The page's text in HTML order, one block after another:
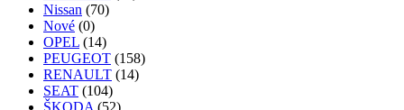
Nissan (70)
Nové (0)
OPEL (14)
PEUGEOT (158)
RENAULT (14)
SEAT (104)
ŠKODA (52)